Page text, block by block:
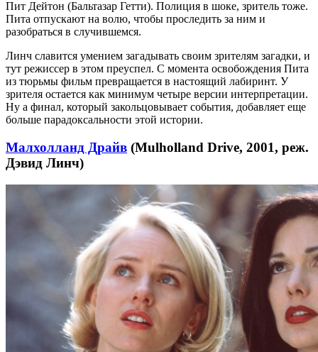
Пит Дейтон (Бальтазар Гетти). Полиция в шоке, зритель тоже.
Пита отпускают на волю, чтобы проследить за ним и
разобраться в случившемся.
Линч славится умением загадывать своим зрителям загадки, и
тут режиссер в этом преуспел. С момента освобождения Пита
из тюрьмы фильм превращается в настоящий лабиринт. У
зрителя остается как минимум четыре версии интерпретации.
Ну а финал, который закольцовывает события, добавляет еще
больше парадоксальности этой истории.
Малхолланд Драйв (Mulholland Drive, 2001, реж.
Дэвид Линч)